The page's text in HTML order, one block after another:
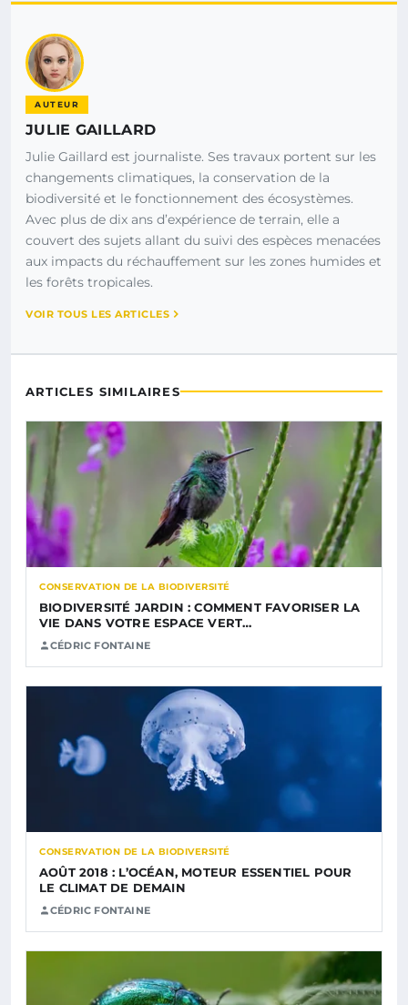
AUTEUR
JULIE GAILLARD
Julie Gaillard est journaliste. Ses travaux portent sur les
changements climatiques, la conservation de la
biodiversité et le fonctionnement des écosystèmes.
Avec plus de dix ans d’expérience de terrain, elle a
couvert des sujets allant du suivi des espèces menacées
aux impacts du réchauffement sur les zones humides et
les forêts tropicales.
VOIR TOUS LES ARTICLES
ARTICLES SIMILAIRES
CONSERVATION DE LA BIODIVERSITÉ
BIODIVERSITÉ JARDIN : COMMENT FAVORISER LA
VIE DANS VOTRE ESPACE VERT…
CÉDRIC FONTAINE
CONSERVATION DE LA BIODIVERSITÉ
AOÛT 2018 : L’OCÉAN, MOTEUR ESSENTIEL POUR
LE CLIMAT DE DEMAIN
CÉDRIC FONTAINE